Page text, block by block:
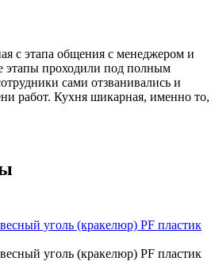
с этапа общения с менеджером и
этапы проходили под полным
сами отзванивались и
работ. Кухня шикарная, именно то,